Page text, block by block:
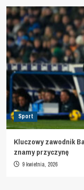
Sport
Kluczowy zawodnik
znamy przyczynę
9 kwietnia, 2026